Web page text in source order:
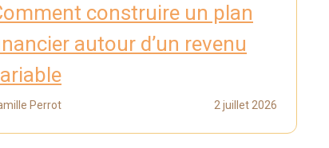
construire un plan
autour d’un revenu
Perrot 2 juillet 2026